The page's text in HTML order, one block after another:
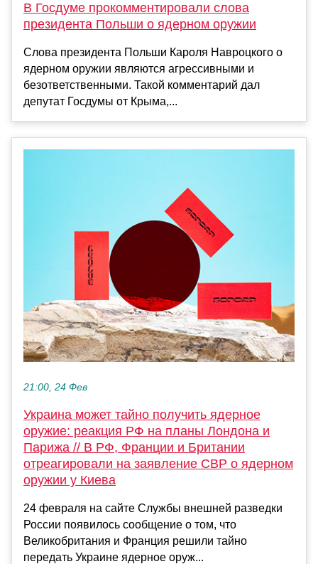
В Госдуме прокомментировали слова
президента Польши о ядерном оружии
Слова президента Польши Кароля Навроцкого о
ядерном оружии являются агрессивными и
безответственными. Такой комментарий дал
депутат Госдумы от Крыма,...
21:00, 24 Фев
Украина может тайно получить ядерное
оружие: реакция РФ на планы Лондона и
Парижа // В РФ, Франции и Британии
отреагировали на заявление СВР о ядерном
оружии у Киева
24 февраля на сайте Службы внешней разведки
России появилось сообщение о том, что
Великобритания и Франция решили тайно
передать Украине ядерное оруж...